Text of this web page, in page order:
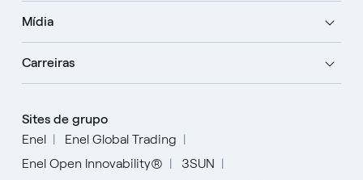
Mídia
Carreiras
Sites de grupo
Enel
Enel Global Trading
Enel Open Innovability®
3SUN